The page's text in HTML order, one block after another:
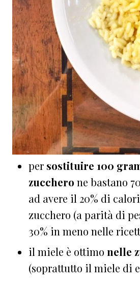
per sostituire 100
zucchero ne bastano
ad avere il 20% di
zucchero (a parità di
30% in meno nelle
il miele è ottimo nelle
(soprattutto il miele di